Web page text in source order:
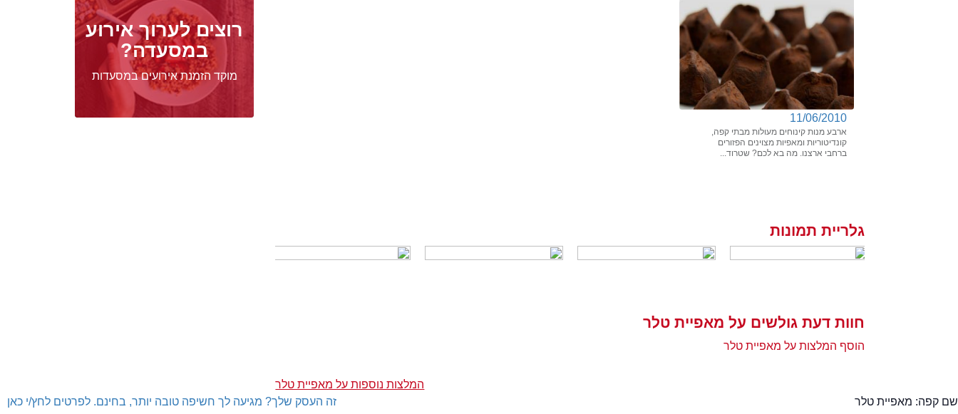
11/06/2010
ארבע מנות קינוחים מעולות מבתי קפה,
קונדיטוריות ומאפיות מצוינים הפזורים
ברחבי ארצנו. מה בא לכם? שטרוד...
גלריית תמונות
חוות דעת גולשים על מאפיית טלר
הוסף המלצות על מאפיית טלר
המלצות נוספות על מאפיית טלר
רוצים לערוך אירוע
במסעדה?
מוקד הזמנת אירועים במסעדות
זה העסק שלך? מגיעה לך חשיפה טובה יותר, בחינם. לפרטים לחץ/י כאן שם קפה: מאפיית טלר